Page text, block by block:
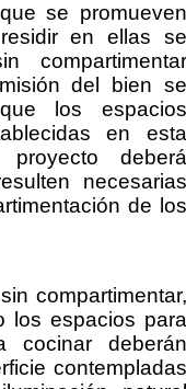
se promueven
en ellas se
compartimentar
del bien se
los espacios
en esta
deberá
necesarias
de los
compartimentar,
los espacios para
cocinar deberán
contempladas